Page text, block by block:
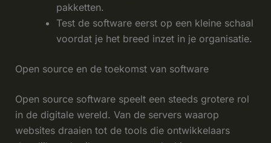
pakketten.
Test de software eerst op een kleine schaal
voordat je het breed inzet in je organisatie.
Open source en de toekomst van software
Open source software speelt een steeds grotere rol
in de digitale wereld. Van de servers waarop
websites draaien tot de tools die ontwikkelaars